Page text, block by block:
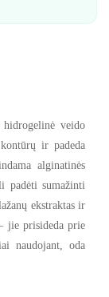
hidrogelinė veido
ir padeda
alginatinės
padėti sumažinti
ekstraktas ir
jie prisideda prie
naudojant, oda